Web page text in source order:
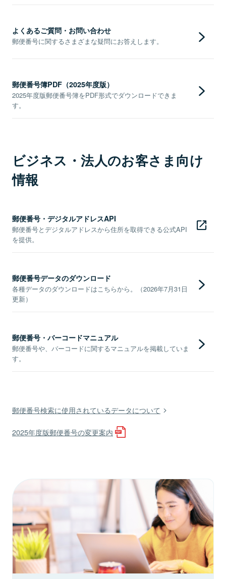
よくあるご質問・お問い合わせ
郵便番号に関するさまざまな疑問にお答えします。
郵便番号簿PDF（2025年度版）
2025年度版郵便番号簿をPDF形式でダウンロードできま
す。
ビジネス・法人のお客さま向け
情報
郵便番号・デジタルアドレスAPI
郵便番号とデジタルアドレスから住所を取得できる公式API
を提供。
郵便番号データのダウンロード
各種データのダウンロードはこちらから。（2026年7月31日
更新）
郵便番号・バーコードマニュアル
郵便番号や、バーコードに関するマニュアルを掲載していま
す。
郵便番号検索に使用されているデータについて
2025年度版郵便番号の変更案内